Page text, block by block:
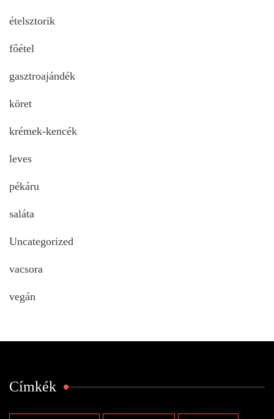
ételsztorik
főétel
gasztroajándék
köret
krémek-kencék
leves
pékáru
saláta
Uncategorized
vacsora
vegán
Címkék